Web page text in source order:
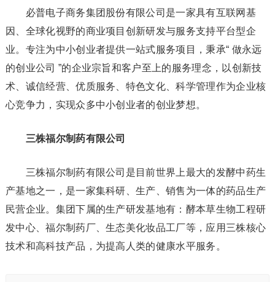
必普电子商务集团股份有限公司是一家具有互联网基
因、全球化视野的商业项目创新研发与服务支持平台型企
业。专注为中小创业者提供一站式服务项目，秉承“ 做永远
的创业公司 ”的企业宗旨和客户至上的服务理念，以创新技
术、诚信经营、优质服务、特色文化、科学管理作为企业核
心竞争力，实现众多中小创业者的创业梦想。
三株福尔制药有限公司
三株福尔制药有限公司是目前世界上最大的发酵中药生
产基地之一，是一家集科研、生产、销售为一体的药品生产
民营企业。集团下属的生产研发基地有：酵本草生物工程研
发中心、福尔制药厂、生态美化妆品工厂等，应用三株核心
技术和高科技产品，为提高人类的健康水平服务。